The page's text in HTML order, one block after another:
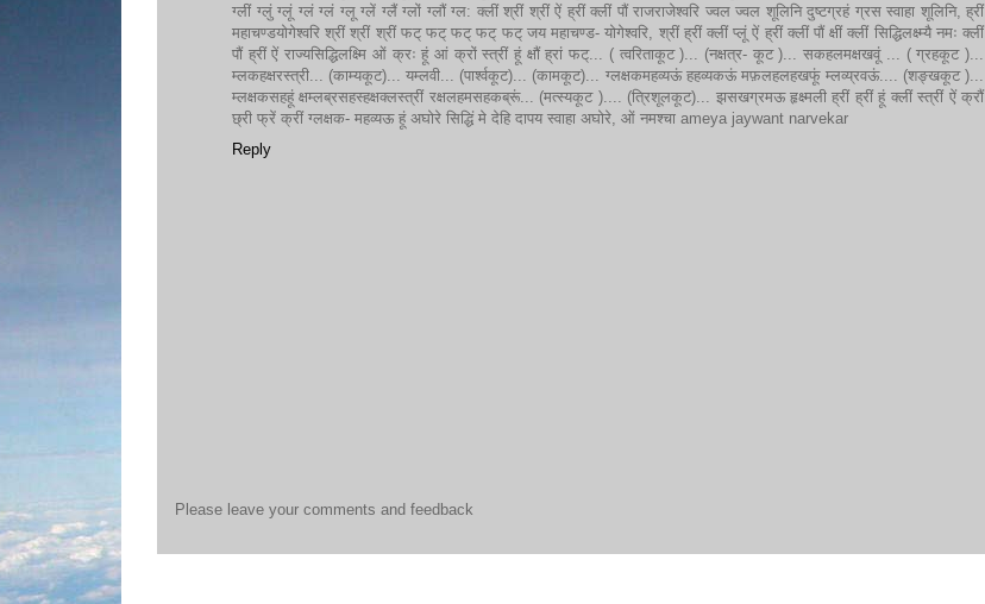
ग्लीं ग्लुं ग्लूं ग्लं ग्लं ग्लू ग्लें ग्लैं ग्लों ग्लौं ग्ल: क्लीं श्रीं श्रीं ऐं ह्रीं क्लीं पौं राजराजेश्वरि ज्वल ज्वल शूलिनि दुष्टग्रहं ग्रस स्वाहा शूलिनि, ह्रीं
महाचण्डयोगेश्वरि श्रीं श्रीं श्रीं फट् फट् फट् फट् फट् जय महाचण्ड- योगेश्वरि, श्रीं ह्रीं क्लीं प्लूं ऐं ह्रीं क्लीं पौं क्षीं क्लीं सिद्धिलक्ष्म्यै नमः क्लीं
पौं ह्रीं ऐं राज्यसिद्धिलक्ष्मि ओं क्रः हूं आं क्रों स्त्रीं हूं क्षौं ह्रां फट्... ( त्वरिताकूट )... (नक्षत्र- कूट )... सकहलमक्षखवूं ... ( ग्रहकूट )...
म्लकहक्षरस्त्री... (काम्यकूट)... यम्लवी... (पार्श्वकूट)... (कामकूट)... ग्लक्षकमहव्यऊं हहव्यकऊं मफ़लहलहखफूं म्लव्य्रवऊं.... (शङ्खकूट )...
म्लक्षकसहहूं क्षम्लब्रसहस्हक्षक्लस्त्रीं रक्षलहमसहकब्रूं... (मत्स्यकूट ).... (त्रिशूलकूट)... झसखग्रमऊ हृक्ष्मली ह्रीं ह्रीं हूं क्लीं स्त्रीं ऐं क्रौं
छ्री फ्रें क्रीं ग्लक्षक- महव्यऊ हूं अघोरे सिद्धिं मे देहि दापय स्वाहा अघोरे, ओं नमश्चा ameya jaywant narvekar
Reply
Please leave your comments and feedback